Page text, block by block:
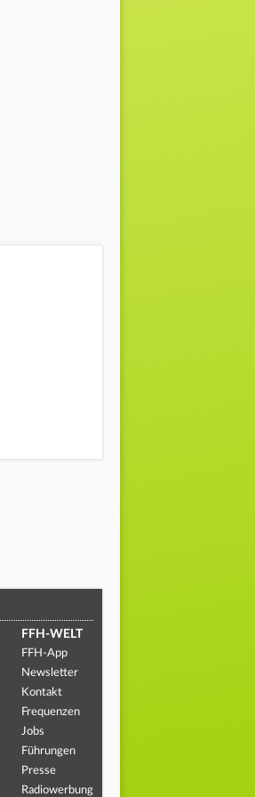
FFH-WELT
FFH-App
Newsletter
Kontakt
Frequenzen
Jobs
Führungen
Presse
Radiowerbung